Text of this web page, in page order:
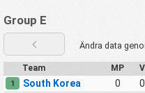
Group E
Ändra data
Team MP V
1 South Korea 0 0